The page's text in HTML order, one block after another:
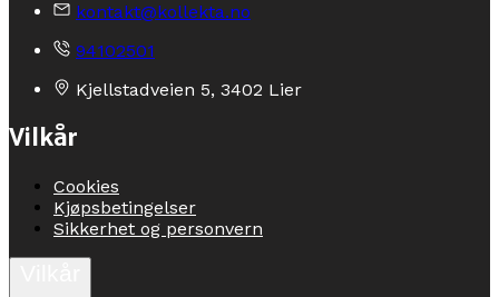
kontakt@kollekta.no
94102501
Kjellstadveien 5, 3402 Lier
Vilkår
Cookies
Kjøpsbetingelser
Sikkerhet og personvern